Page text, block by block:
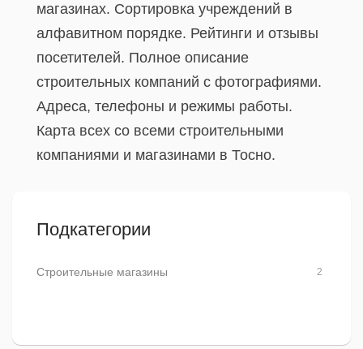
магазинах. Сортировка учреждений в
алфавитном порядке. Рейтинги и отзывы
посетителей. Полное описание
строительных компаний с фотографиями.
Адреса, телефоны и режимы работы.
Карта всех со всеми строительными
компаниями и магазинами в Тосно.
Подкатегории
Строительные магазины 2